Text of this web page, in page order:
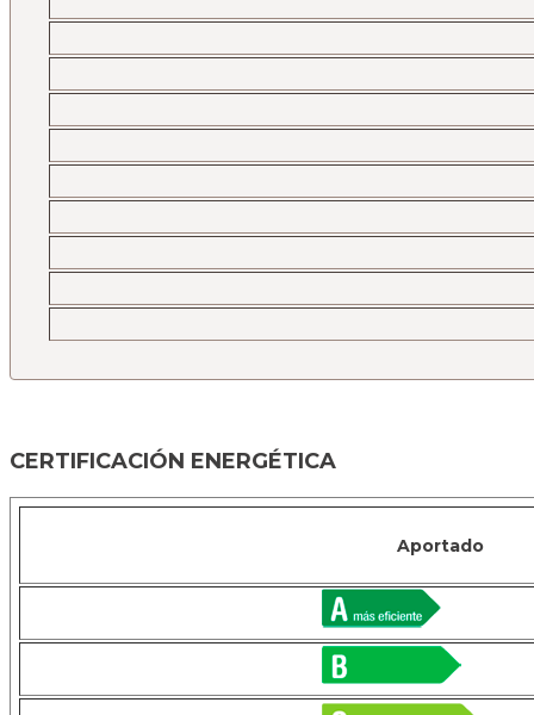
CERTIFICACIÓN ENERGÉTICA
Aportado